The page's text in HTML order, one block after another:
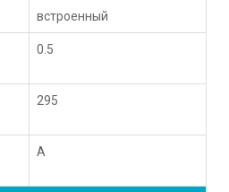
встроенный
0.5
295
A